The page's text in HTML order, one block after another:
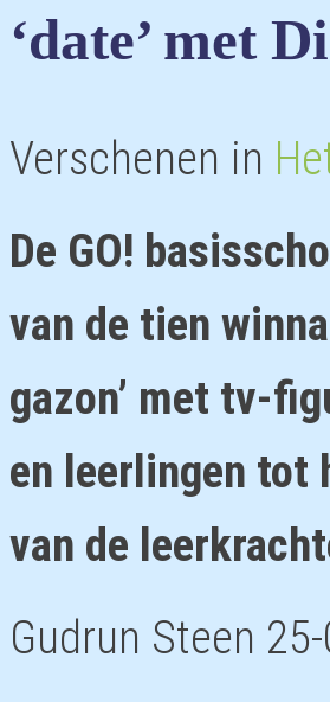
‘date’ met
Verschenen in
De GO!
van de tien
gazon’ met tv-
en leerlingen tot
van de
Gudrun Steen